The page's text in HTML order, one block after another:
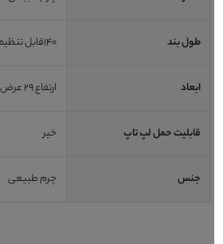
طول بند 140قابل تنظیم
ابعاد ارتفاع 29 عرض 18 قطر 8 cm
قابلیت حمل لپ تاپ خیر
جنس چرم طبیعی